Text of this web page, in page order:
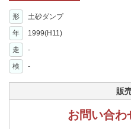
形 土砂ダンプ
年
1999(H11)
走 -
検
-
販
お問い合わ